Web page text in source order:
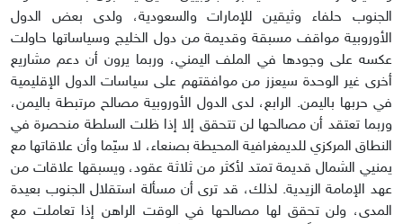
الجنوب حلفاء وثيقين للإمارات والسعودية، ولدى بعض الدول
الأوروبية مواقف مسبقة وقديمة من دول الخليج وسياساتها حاولت
عكسه على وجودها في الملف اليمني، وربما يرون أن دعم مشاريع
أخرى غير الوحدة سيعزز من موافقتهم على سياسات الدول الإقليمية
في حربها باليمن. الرابع، لدى الدول الأوروبية مصالح مرتبطة باليمن،
وربما تعتقد أن مصالحها لن تتحقق إلا إذا ظلت السلطة منحصرة في
النطاق المركزي للديمغرافية المحيطة بصنعاء، لا سيّما وأن علاقاتها مع
يمنيي الشمال قديمة تمتد لأكثر من ثلاثة عقود، ويسبقها علاقات من
عهد الإمامة الزيدية. لذلك، قد ترى أن مسألة استقلال الجنوب بعيدة
المدى، ولن تحقق لها مصالحها في الوقت الراهن إذا تعاملت مع